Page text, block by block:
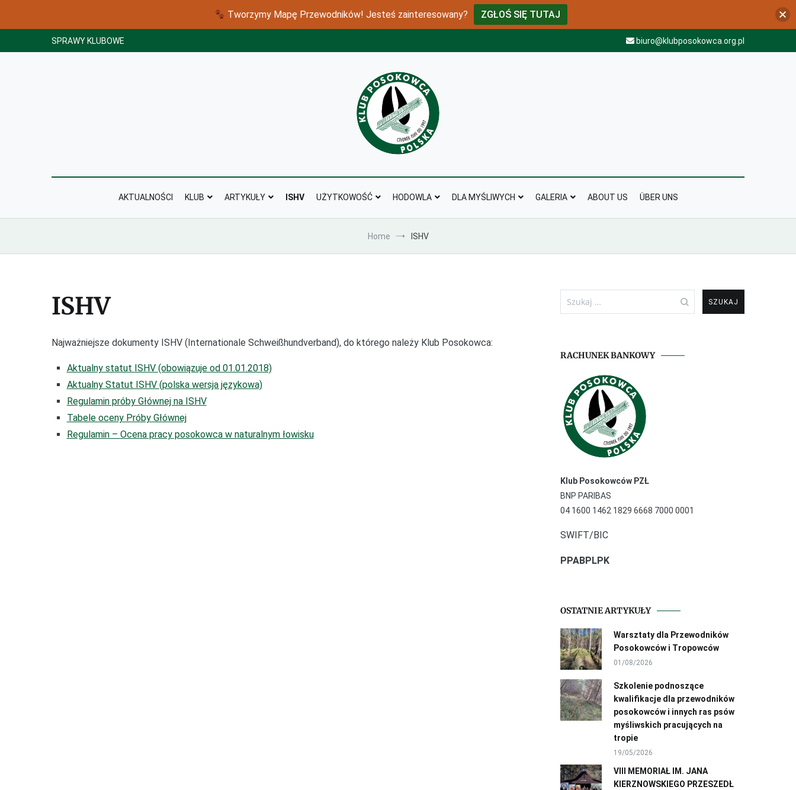
SPRAWY KLUBOWE biuro@klubposokowca.org.pl
AKTUALNOŚCI KLUB ARTYKUŁY ISHV UŻYTKOWOŚĆ HODOWLA DLA MYŚLIWYCH GALERIA ABOUT US ÜBER UNS
Home ISHV
ISHV
Najważniejsze dokumenty ISHV (Internationale Schweißhundverband), do którego należy Klub Posokowca:
Aktualny statut ISHV (obowiązuje od 01.01.2018)
Aktualny Statut ISHV (polska wersja językowa)
Regulamin próby Głównej na ISHV
Tabele oceny Próby Głównej
Regulamin – Ocena pracy posokowca w naturalnym łowisku
RACHUNEK BANKOWY
Klub Posokowców PZŁ
BNP PARIBAS
04 1600 1462 1829 6668 7000 0001
SWIFT/BIC
PPABPLPK
OSTATNIE ARTYKUŁY
Warsztaty dla Przewodników
Posokowców i Tropowców
01/08/2026
Szkolenie podnoszące
kwalifikacje dla przewodników
posokowców i innych ras psów
myśliwskich pracujących na
tropie
19/05/2026
VIII MEMORIAŁ IM. JANA
KIERZNOWSKIEGO PRZESZEDŁ
Tworzymy Mapę Przewodników! Jesteś zainteresowany? ZGŁOŚ SIĘ TUTAJ